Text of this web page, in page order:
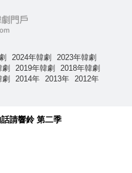
2024年韓劇
2023年韓劇
劇 2019年韓劇
2018年韓劇
劇 2014年 2013年
2012年
請響鈴 第二季